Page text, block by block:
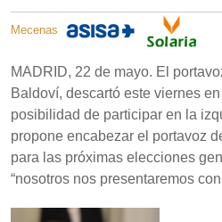
Mecenas
MADRID, 22 de mayo. El
Baldoví, descartó este viernes
posibilidad de participar en la
propone encabezar el portavoz
para las próximas elecciones
“nosotros nos presentaremos